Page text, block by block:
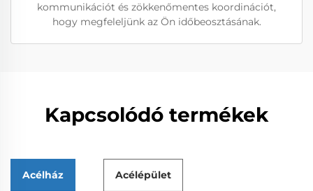
kommunikációt és zökkenőmentes koordinációt,
hogy megfeleljünk az Ön időbeosztásának.
Kapcsolódó termékek
Acélház Acélépület